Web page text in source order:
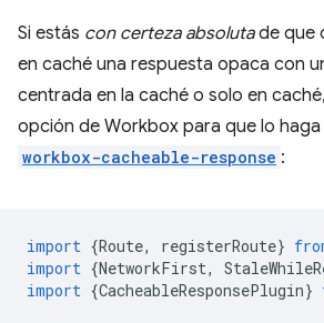
Si estás con certeza absolutade que
en caché una respuesta opaca con
centrada en la caché o solo en
opción de Workbox para que lo haga
workbox-cacheable-response :
import {Route, registerRoute}
import {NetworkFirst,
import {CacheableResponsePlugin}